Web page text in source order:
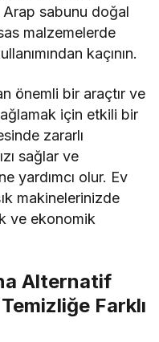
sabunu doğal
malzemelerde
kaçının.
önemli bir araçtır ve
için etkili bir
zararlı
sağlar ve
yardımcı olur. Ev
makinelerinizde
ve ekonomik
Alternatif
Farklı